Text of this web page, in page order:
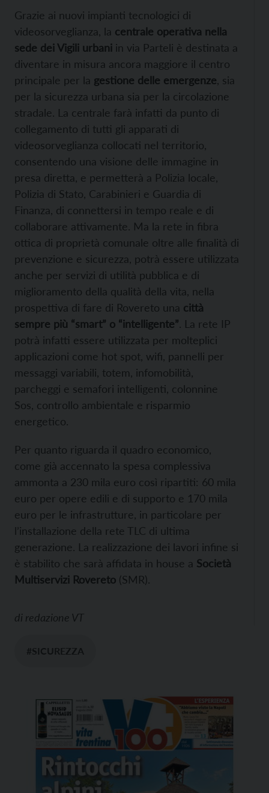
Grazie ai nuovi impianti tecnologici di
videosorveglianza, la centrale operativa nella
sede dei Vigili urbani in via Parteli è destinata a
diventare in misura ancora maggiore il centro
principale per la gestione delle emergenze , sia
per la sicurezza urbana sia per la circolazione
stradale. La centrale farà infatti da punto di
collegamento di tutti gli apparati di
videosorveglianza collocati nel territorio,
consentendo una visione delle immagine in
presa diretta, e permetterà a Polizia locale,
Polizia di Stato, Carabinieri e Guardia di
Finanza, di connettersi in tempo reale e di
collaborare attivamente. Ma la rete in fibra
ottica di proprietà comunale oltre alle finalità di
prevenzione e sicurezza, potrà essere utilizzata
anche per servizi di utilità pubblica e di
miglioramento della qualità della vita, nella
prospettiva di fare di Rovereto una città
sempre più “smart” o “intelligente”. La rete IP
potrà infatti essere utilizzata per molteplici
applicazioni come hot spot, wifi, pannelli per
messaggi variabili, totem, infomobilità,
parcheggi e semafori intelligenti, colonnine
Sos, controllo ambientale e risparmio
energetico.
Per quanto riguarda il quadro economico,
come già accennato la spesa complessiva
ammonta a 230 mila euro così ripartiti: 60 mila
euro per opere edili e di supporto e 170 mila
euro per le infrastrutture, in particolare per
l’installazione della rete TLC di ultima
generazione. La realizzazione dei lavori infine si
è stabilito che sarà affidata in house a Società
Multiservizi Rovereto (SMR).
di redazione VT
#SICUREZZA